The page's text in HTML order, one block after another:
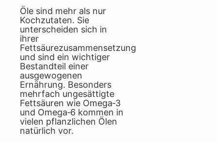
Öle sind mehr als nur
Kochzutaten. Sie
unterscheiden sich in
ihrer
Fettsäurezusammensetzung
und sind ein wichtiger
Bestandteil einer
ausgewogenen
Ernährung. Besonders
mehrfach ungesättigte
Fettsäuren wie Omega‑3
und Omega‑6 kommen in
vielen pflanzlichen Ölen
natürlich vor.